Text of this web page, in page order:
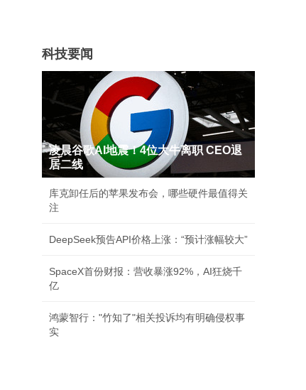
科技要闻
凌晨谷歌AI地震！4位大牛离职 CEO退
居二线
库克卸任后的苹果发布会，哪些硬件最值得关
注
DeepSeek预告API价格上涨：“预计涨幅较大”
SpaceX首份财报：营收暴涨92%，AI狂烧千
亿
鸿蒙智行："竹知了"相关投诉均有明确侵权事
实